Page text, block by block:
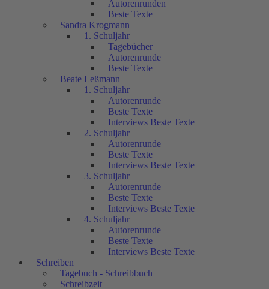
Autorenrunden
Beste Texte
Sandra Krogmann
1. Schuljahr
Tagebücher
Autorenrunde
Beste Texte
Beate Leßmann
1. Schuljahr
Autorenrunde
Beste Texte
Interviews Beste Texte
2. Schuljahr
Autorenrunde
Beste Texte
Interviews Beste Texte
3. Schuljahr
Autorenrunde
Beste Texte
Interviews Beste Texte
4. Schuljahr
Autorenrunde
Beste Texte
Interviews Beste Texte
Schreiben
Tagebuch - Schreibbuch
Schreibzeit